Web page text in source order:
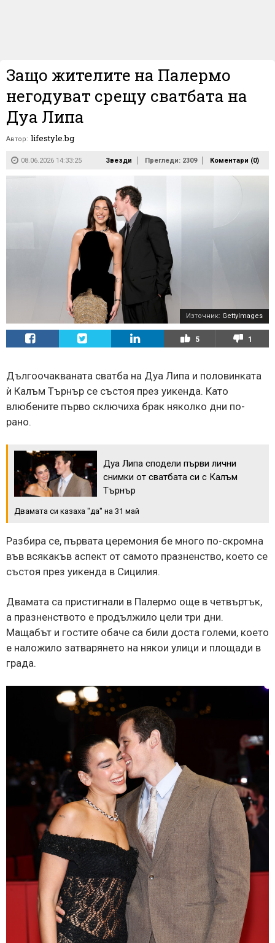
Защо жителите на Палермо
негодуват срещу сватбата на
Дуа Липа
Автор: lifestyle.bg
08.06.2026 14:33:25 Звезди Прегледи: 2309 Коментари (0)
Източник: GettyImages
5 1
Дългоочакваната сватба на Дуа Липа и половинката
ѝ Калъм Търнър се състоя през уикенда. Като
влюбените първо сключиха брак няколко дни по-
рано.
Дуа Липа сподели първи лични
снимки от сватбата си с Калъм
Търнър
Двамата си казаха "да" на 31 май
Разбира се, първата церемония бе много по-скромна
във всякакъв аспект от самото празненство, което се
състоя през уикенда в Сицилия.
Двамата са пристигнали в Палермо още в четвъртък,
а празненството е продължило цели три дни.
Мащабът и гостите обаче са били доста големи, което
е наложило затварянето на някои улици и площади в
града.